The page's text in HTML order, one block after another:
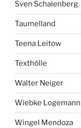
Sven Schalenberg
Taumelland
Teena Leitow
Texthölle
Walter Neiger
Wiebke Logemann
Wingel Mendoza